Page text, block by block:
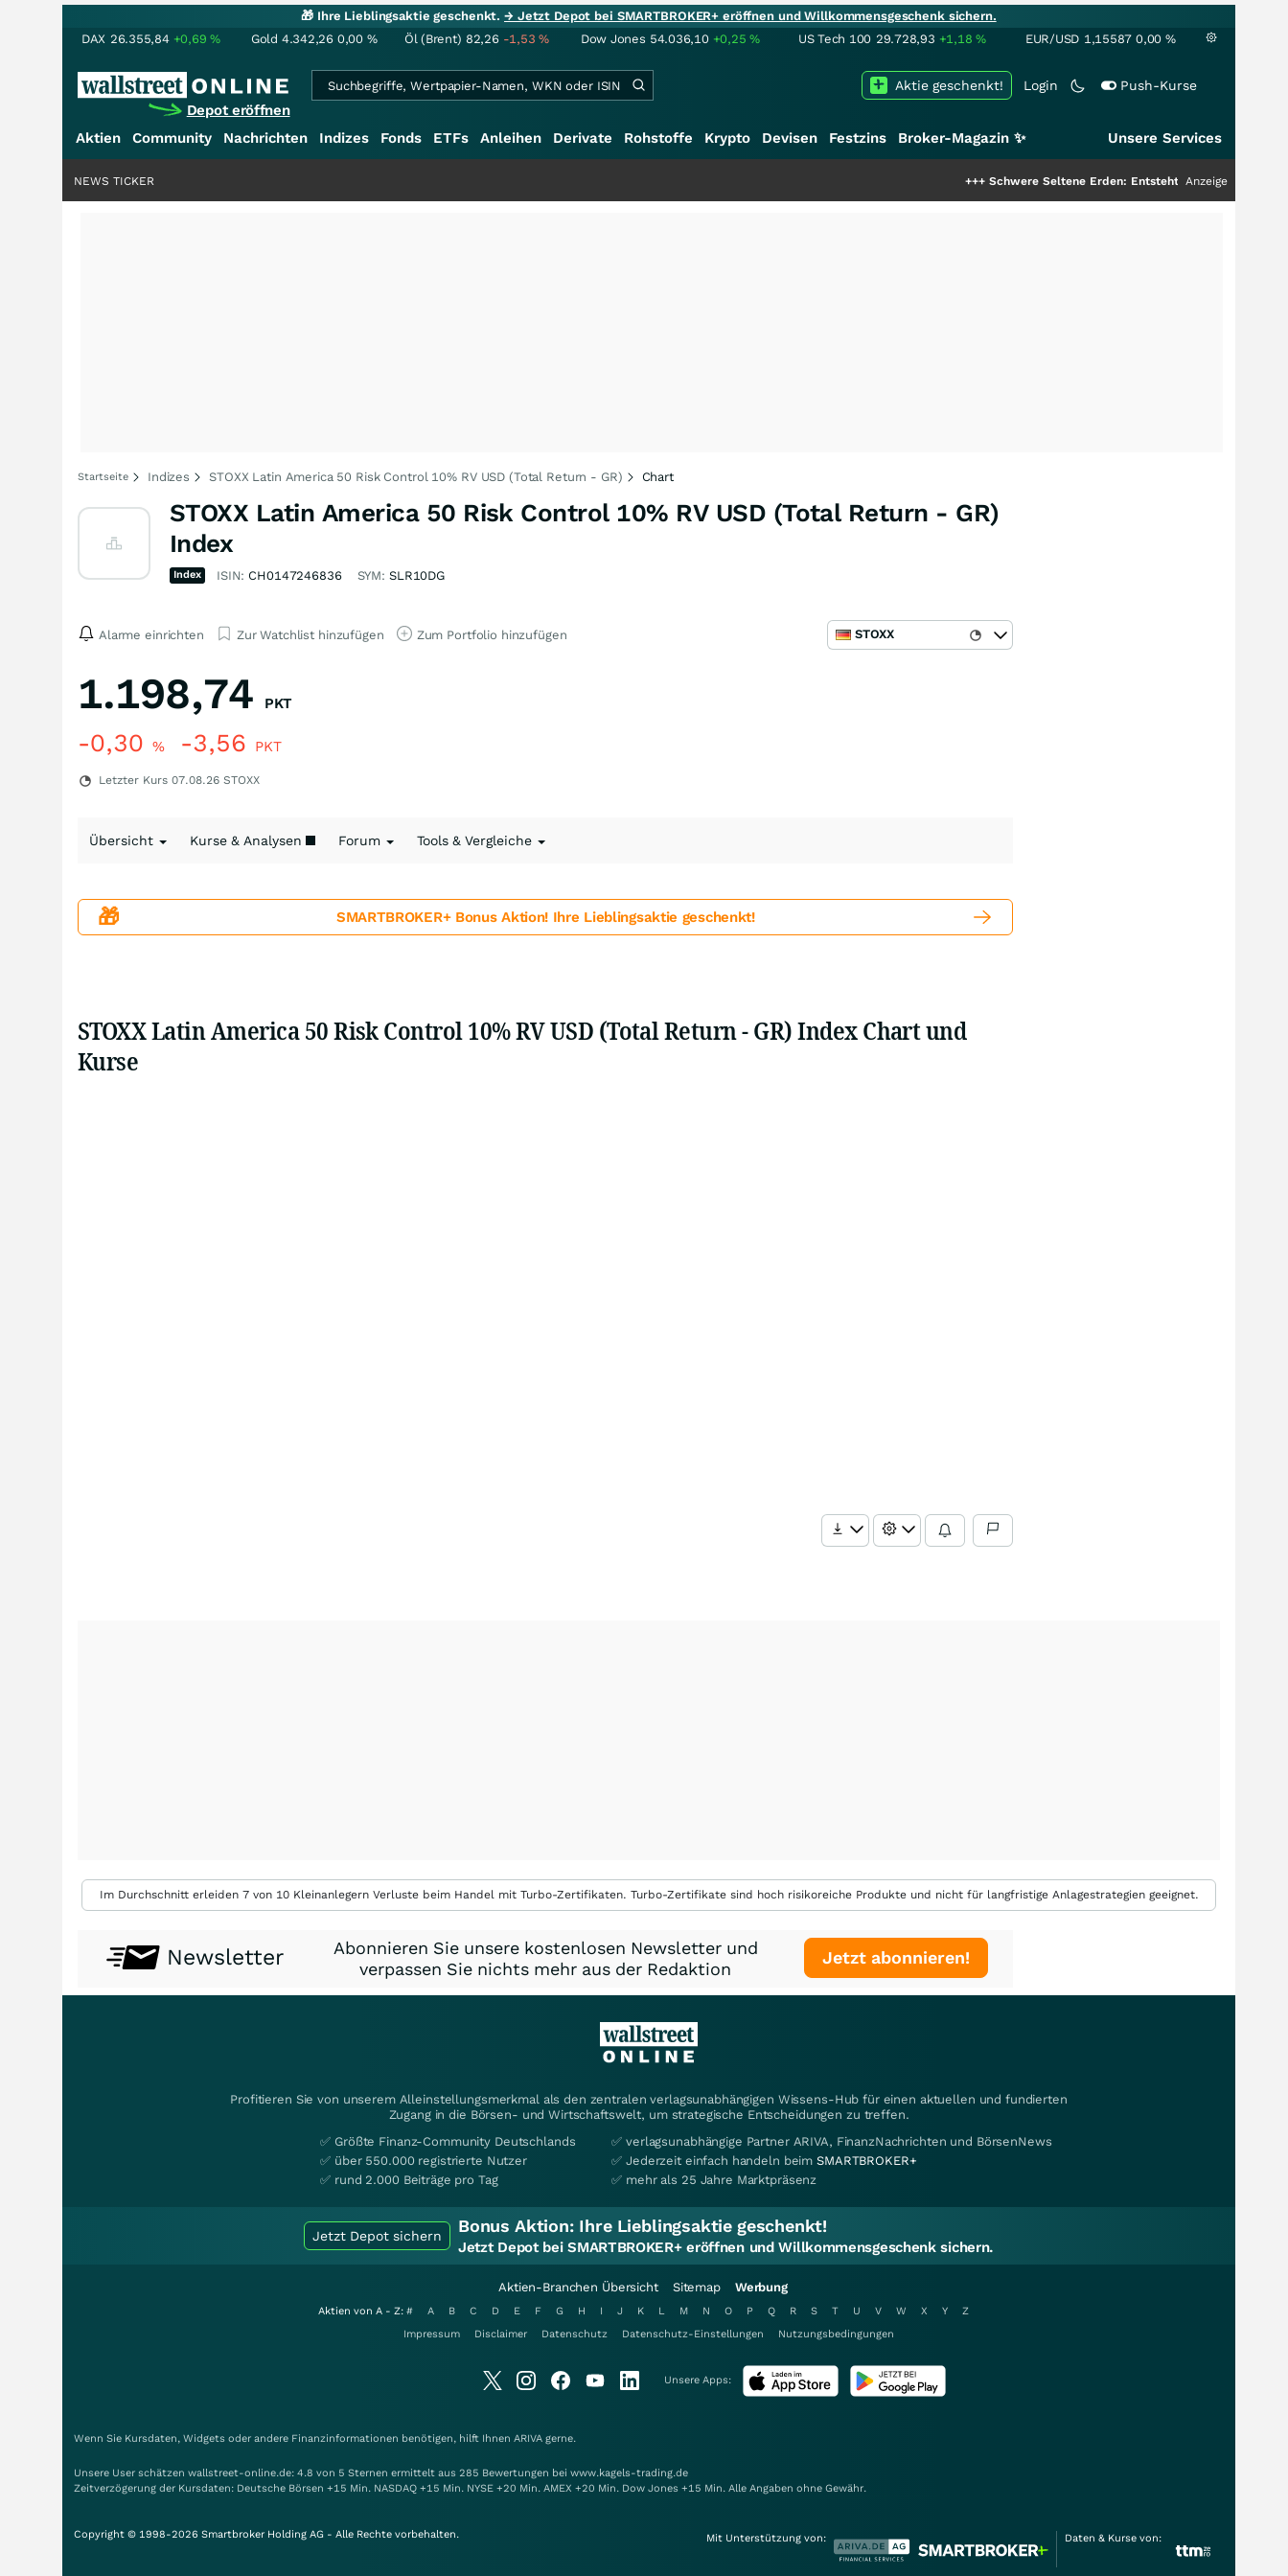
🎁 Ihre Lieblingsaktie geschenkt.→ Jetzt Depot bei SMARTBROKER+ eröffnen und Willkommensgeschenk sichern.
DAX 26.355,84 +0,69% Gold 4.342,26 0,00 % Öl (Brent) 82,26 -1,53% Dow Jones 54.036,10 +0,25% US Tech 100 29.728,93 +1,18% EUR/USD 1,15587 0,00 %
Depot eröffnen
Login Push-Kurse
Aktie geschenkt!
Aktien Community Nachrichten Indizes Fonds ETFs Anleihen Derivate Rohstoffe Krypto Devisen Festzins Broker-Magazin ✨ Unsere Services
Schwere Seltene Erden: Entsteht hier die nächste
Anzeige
NEWS TICKER
Startseite Indizes STOXX Latin America 50 Risk Control 10% RV USD (Total Return - GR) Chart
STOXX Latin America 50 Risk Control 10% RV USD (Total Return - GR)
Index
Index ISIN: CH0147246836 SYM: SLR10DG
Alarme einrichten Zur Watchlist hinzufügen Zum Portfolio hinzufügen STOXX
1.198,74 PKT
-0,30 % -3,56 PKT
Letzter Kurs 07.08.26 STOXX
Übersicht Kurse & Analysen Forum Tools & Vergleiche
🎁 SMARTBROKER+ Bonus Aktion! Ihre Lieblingsaktie geschenkt!
STOXX Latin America 50 Risk Control 10% RV USD (Total Return - GR) Index Chart und
Kurse
Im Durchschnitt erleiden 7 von 10 Kleinanlegern Verluste beim Handel mit Turbo-Zertifikaten. Turbo-Zertifikate sind hoch risikoreiche Produkte und nicht für langfristige Anlagestrategien geeignet.
Newsletter
Abonnieren Sie unsere kostenlosen Newsletter und
verpassen Sie nichts mehr aus der Redaktion
Jetzt abonnieren!
Profitieren Sie von unserem Alleinstellungsmerkmal als den zentralen verlagsunabhängigen Wissens-Hub für einen aktuellen und fundierten
Zugang in die Börsen- und Wirtschaftswelt, um strategische Entscheidungen zu treffen.
✅ Größte Finanz-Community Deutschlands
✅ über 550.000 registrierte Nutzer
✅ rund 2.000 Beiträge pro Tag
✅ verlagsunabhängige Partner ARIVA, FinanzNachrichten und BörsenNews
✅ Jederzeit einfach handeln beimSMARTBROKER+
✅ mehr als 25 Jahre Marktpräsenz
Jetzt Depot sichern Bonus Aktion: Ihre Lieblingsaktie geschenkt!
Jetzt Depot bei SMARTBROKER+ eröffnen und Willkommensgeschenk sichern.
Aktien-Branchen Übersicht Sitemap Werbung
Aktien von A - Z: # A B C D E F G H I J K L M N O P Q R S T U V W X Y
Z
Impressum
Disclaimer Datenschutz Datenschutz-Einstellungen Nutzungsbedingungen
Unsere Apps:
Wenn Sie Kursdaten, Widgets oder andere Finanzinformationen benötigen, hilft Ihnen ARIVA gerne.
Unsere User schätzen wallstreet-online.de: 4.8 von 5 Sternen ermittelt aus 285 Bewertungen bei www.kagels-trading.de
Zeitverzögerung der Kursdaten: Deutsche Börsen +15 Min. NASDAQ +15 Min. NYSE +20 Min. AMEX +20 Min. Dow Jones +15 Min. Alle Angaben ohne Gewähr.
Copyright © 1998-2026 Smartbroker Holding AG - Alle Rechte vorbehalten. Mit Unterstützung von: Daten & Kurse von: